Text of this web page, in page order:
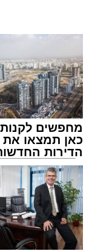
מחפשים
כאן תמצאו את
הדירות
למכירה